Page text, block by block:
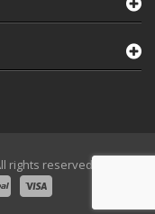
rights reserved.